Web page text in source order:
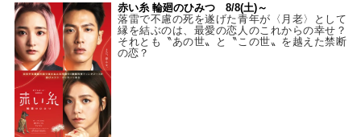
赤い糸 輪廻のひみつ 8/8(土)～
落雷で不慮の死を遂げた青年が〈月老〉として
縁を結ぶのは、最愛の恋人のこれからの幸せ？
それとも〝あの世〟と〝この世〟を越えた禁断
の恋？